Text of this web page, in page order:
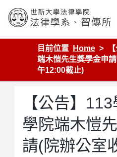
content
世新大學法律學院-法律學系-
目前位置
Home
端木愷先生獎學金申
午12:00截止)
【公告】
學院端木愷
請(院辦公室